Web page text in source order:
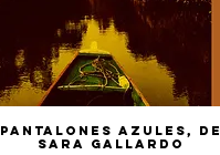
Vista rápida
Pantalones azules, de
Sara Gallardo